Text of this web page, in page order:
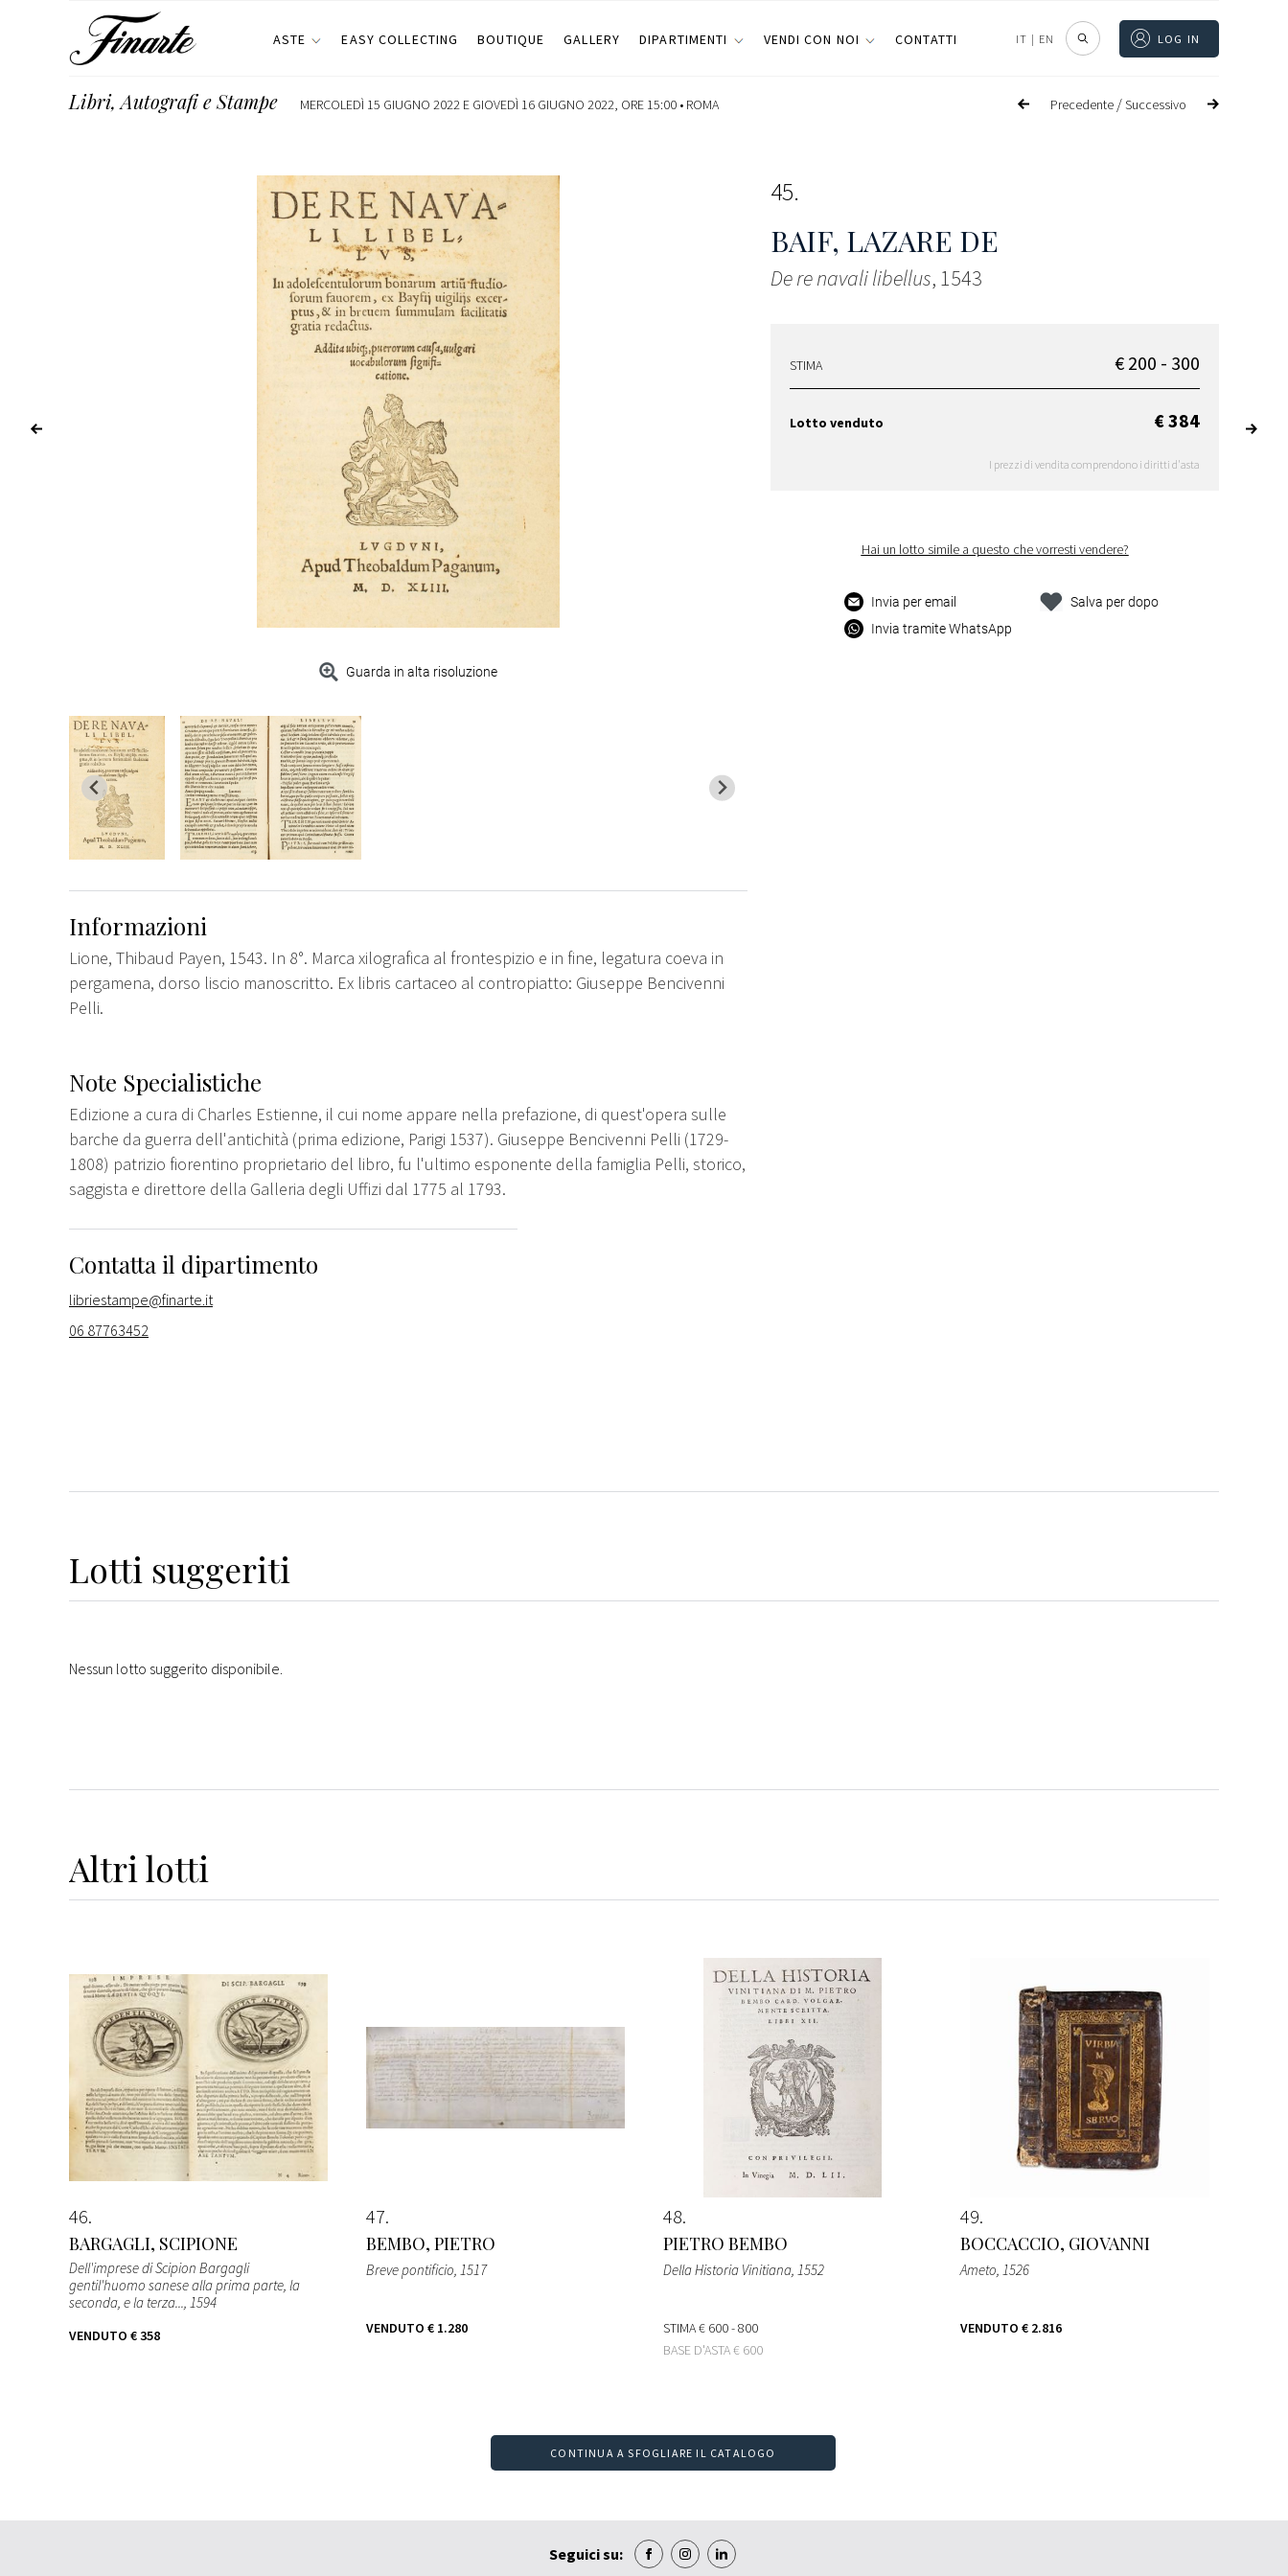
ASTE EASY COLLECTING BOUTIQUE GALLERY DIPARTIMENTI VENDI CON NOI CONTATTI IT | EN LOG IN
Precedente /Successivo
Libri, Autografi e Stampe MERCOLEDÌ 15 GIUGNO 2022 E GIOVEDÌ 16 GIUGNO 2022, ORE 15:00 • ROMA
Guarda in alta risoluzione
45
BAIF, LAZARE DE
De re navali libellus, 1543
STIMA € 200 - 300
Lotto venduto € 384
I prezzi di vendita comprendono i diritti d'asta
Hai un lotto simile a questo che vorresti vendere?
Invia per email
Invia tramite WhatsApp
Salva per dopo
Informazioni
Lione, Thibaud Payen, 1543. In 8°. Marca xilografica al frontespizio e in fine, legatura coeva in
pergamena, dorso liscio manoscritto. Ex libris cartaceo al contropiatto: Giuseppe Bencivenni
Pelli.
Note Specialistiche
Edizione a cura di Charles Estienne, il cui nome appare nella prefazione, di quest'opera sulle
barche da guerra dell'antichità (prima edizione, Parigi 1537). Giuseppe Bencivenni Pelli (1729-
1808) patrizio fiorentino proprietario del libro, fu l'ultimo esponente della famiglia Pelli, storico,
saggista e direttore della Galleria degli Uffizi dal 1775 al 1793.
Contatta il dipartimento
libriestampe@finarte.it
06 87763452
Lotti suggeriti
Nessun lotto suggerito disponibile.
Altri lotti
46
BARGAGLI, SCIPIONE
Dell'imprese di Scipion Bargagli
gentil'huomo sanese alla prima parte, la
seconda, e la terza..., 1594
VENDUTO € 358
47
BEMBO, PIETRO
Breve pontificio, 1517
VENDUTO € 1.280
48
PIETRO BEMBO
Della Historia Vinitiana, 1552
STIMA€ 600 - 800
BASE D'ASTA€ 600
49
BOCCACCIO, GIOVANNI
Ameto, 1526
VENDUTO € 2.816
CONTINUA A SFOGLIARE IL CATALOGO
Seguici su: